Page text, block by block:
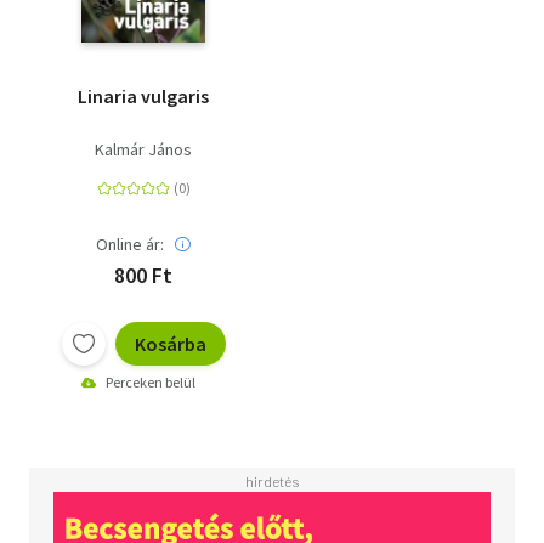
Linaria vulgaris
Kalmár János
Online ár:
800 Ft
Kosárba
Perceken belül